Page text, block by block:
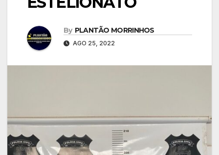
By PLANTÃO MORRINHOS
AGO 25, 2022